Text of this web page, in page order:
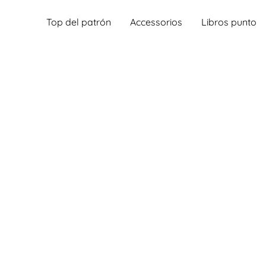
Top del patrón Accessorios Libros punto